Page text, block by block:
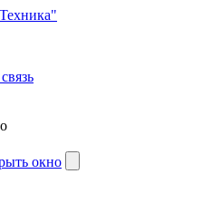
окно